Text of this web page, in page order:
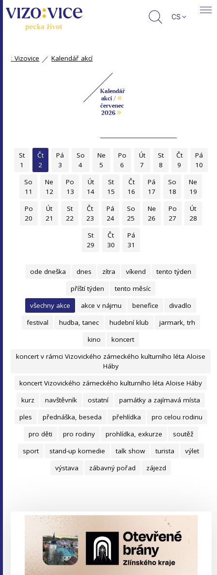
CS
: Vizovice Kalendář akcí
Kalendář
akcí / «
červenec
2026 »
St
1
Čt
2
Pá
3
So
4
Ne
5
Po
6
Út
7
St
8
Čt
9
Pá
10
So
11
Ne
12
Po
13
Út
14
St
15
Čt
16
Pá
17
So
18
Ne
19
Po
20
Út
21
St
22
Čt
23
Pá
24
So
25
Ne
26
Po
27
Út
28
St
29
Čt
30
Pá
31
ode dneška dnes zítra víkend
tento týden
příští týden
tento měsíc
všechny akce
akce v nájmu benefice
divadlo
festival
hudba, tanec hudební klub
jarmark, trh
kino
koncert
koncert v rámci Vizovického zámeckého kulturního léta Aloise
Háby
koncert Vizovického zámeckého kulturního léta Aloise Háby
kurz
navštěvník ostatní
památky a zajímavá místa
ples
přednáška, beseda přehlídka
pro celou rodinu
pro děti
pro rodiny prohlídka, exkurze
soutěž
sport
stand-up komedie talk show turista
výlet
výstava
zábavný pořad zájezd